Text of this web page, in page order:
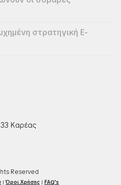
στρατηγική E-
33 Καρέας
Reserved
|Όροι Χρήσης | FAQ's